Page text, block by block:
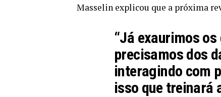
Masselin explicou que a próxima
“Já exaurimos
precisamos dos
interagindo com
isso que treinará